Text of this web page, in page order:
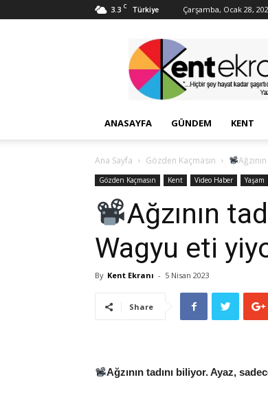
3.3 C Türkiye Çarşamba, Ocak 28,
Ekranı
ANASAYFA GÜNDEM KENT
Ana Sayfa Gözden Kaçmasın
Gözden Kaçmasın Kent Video Haber Yaşam
Ağzının
Wagyu eti
By Kent Ekranı - 5 Nisan 2023
Share
Ağzının tadını biliyor. Ayaz,